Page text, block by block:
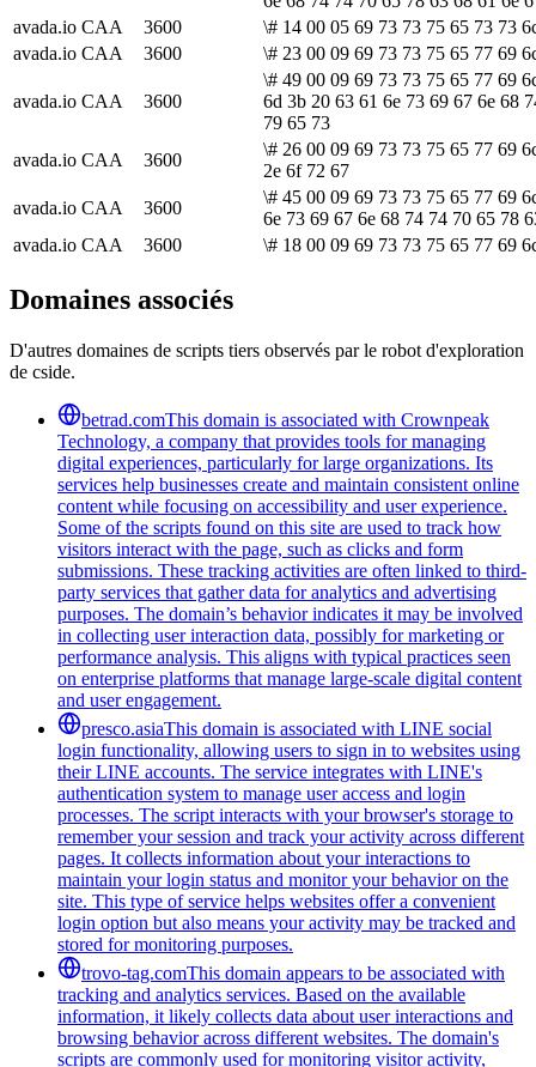
avada.io CAA 3600
\# 14 00 05 69 73 73 75 65 73 73
avada.io CAA 3600 \# 23 00 09 69 73 73 75 65 77 69
avada.io CAA 3600
\# 49 00 09 69 73 73 75 65 77 69
6d 3b 20 63 61 6e 73 69 67 6e 68
79 65 73
avada.io CAA 3600
\# 26 00 09 69 73 73 75 65 77 69
2e 6f 72 67
avada.io CAA 3600
\# 45 00 09 69 73 73 75 65 77 69
6e 73 69 67 6e 68 74 74 70 65 78
avada.io CAA 3600 \# 18 00 09 69 73 73 75 65 77 69
Domaines associés
D'autres domaines de scripts tiers observés par le robot d'exploration
de cside.
betrad.comThis domain is associated with Crownpeak
Technology, a company that provides tools for managing
digital experiences, particularly for large organizations. Its
services help businesses create and maintain consistent online
content while focusing on accessibility and user experience.
Some of the scripts found on this site are used to track how
visitors interact with the page, such as clicks and form
submissions. These tracking activities are often linked to third-
party services that gather data for analytics and advertising
purposes. The domain’s behavior indicates it may be involved
in collecting user interaction data, possibly for marketing or
performance analysis. This aligns with typical practices seen
on enterprise platforms that manage large-scale digital content
and user engagement.
presco.asiaThis domain is associated with LINE social
login functionality, allowing users to sign in to websites using
their LINE accounts. The service integrates with LINE's
authentication system to manage user access and login
processes. The script interacts with your browser's storage to
remember your session and track your activity across different
pages. It collects information about your interactions to
maintain your login status and monitor your behavior on the
site. This type of service helps websites offer a convenient
login option but also means your activity may be tracked and
stored for monitoring purposes.
trovo-tag.comThis domain appears to be associated with
tracking and analytics services. Based on the available
information, it likely collects data about user interactions and
browsing behavior across different websites. The domain's
scripts are commonly used for monitoring visitor activity,